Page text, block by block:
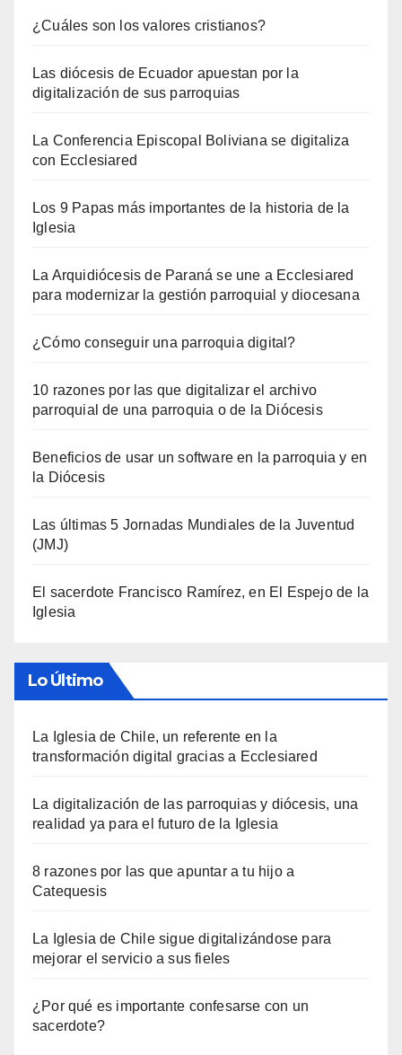
¿Cuáles son los valores cristianos?
Las diócesis de Ecuador apuestan por la
digitalización de sus parroquias
La Conferencia Episcopal Boliviana se digitaliza
con Ecclesiared
Los 9 Papas más importantes de la historia de la
Iglesia
La Arquidiócesis de Paraná se une a Ecclesiared
para modernizar la gestión parroquial y diocesana
¿Cómo conseguir una parroquia digital?
10 razones por las que digitalizar el archivo
parroquial de una parroquia o de la Diócesis
Beneficios de usar un software en la parroquia y en
la Diócesis
Las últimas 5 Jornadas Mundiales de la Juventud
(JMJ)
El sacerdote Francisco Ramírez, en El Espejo de la
Iglesia
Lo Último
La Iglesia de Chile, un referente en la
transformación digital gracias a Ecclesiared
La digitalización de las parroquias y diócesis, una
realidad ya para el futuro de la Iglesia
8 razones por las que apuntar a tu hijo a
Catequesis
La Iglesia de Chile sigue digitalizándose para
mejorar el servicio a sus fieles
¿Por qué es importante confesarse con un
sacerdote?